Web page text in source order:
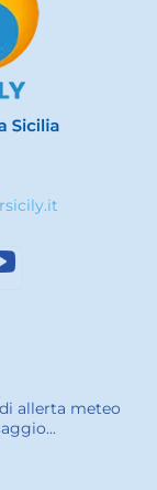
allerta meteo